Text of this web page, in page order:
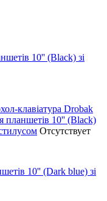
10'' (Black) зі
клавіатура Drobak
планшетів 10'' (Black)
Отсутствует
10'' (Dark blue) зі